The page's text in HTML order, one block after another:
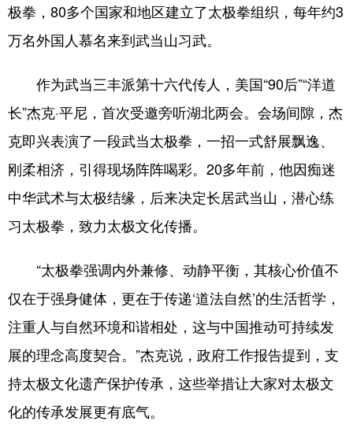
极拳，80多个国家和地区建立了太极拳组织，每年约3
万名外国人慕名来到武当山习武。
作为武当三丰派第十六代传人，美国“90后”“洋道
长”杰克·平尼，首次受邀旁听湖北两会。会场间隙，杰
克即兴表演了一段武当太极拳，一招一式舒展飘逸、
刚柔相济，引得现场阵阵喝彩。20多年前，他因痴迷
中华武术与太极结缘，后来决定长居武当山，潜心练
习太极拳，致力太极文化传播。
“太极拳强调内外兼修、动静平衡，其核心价值不
仅在于强身健体，更在于传递‘道法自然’的生活哲学，
注重人与自然环境和谐相处，这与中国推动可持续发
展的理念高度契合。”杰克说，政府工作报告提到，支
持太极文化遗产保护传承，这些举措让大家对太极文
化的传承发展更有底气。